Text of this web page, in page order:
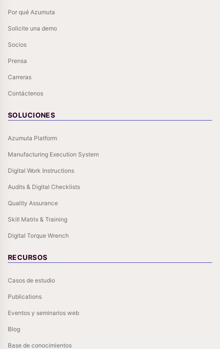
Por qué Azumuta
Solicite una demo
Socios
Prensa
Carreras
Contáctenos
SOLUCIONES
Azumuta Platform
Manufacturing Execution System
Digital Work Instructions
Audits & Digital Checklists
Quality Assurance
Skill Matrix & Training
Digital Torque Wrench
RECURSOS
Casos de estudio
Publications
Eventos y seminarios web
Blog
Base de conocimientos